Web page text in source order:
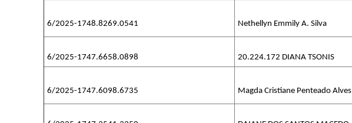
6/2025-1748.8269.0541 Nethellyn Emmily A. Silva
6/2025-1747.6658.0898 20.224.172 DIANA TSONIS
6/2025-1747.6098.6735 Magda Cristiane Penteado Alves